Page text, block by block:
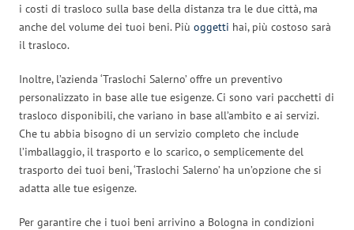
i costi di trasloco sulla base della distanza tra le due città, ma
anche del volume dei tuoi beni. Più oggetti hai, più costoso sarà
il trasloco.
Inoltre, l’azienda ‘Traslochi Salerno’ offre un preventivo
personalizzato in base alle tue esigenze. Ci sono vari pacchetti di
trasloco disponibili, che variano in base all’ambito e ai servizi.
Che tu abbia bisogno di un servizio completo che include
l’imballaggio, il trasporto e lo scarico, o semplicemente del
trasporto dei tuoi beni, ‘Traslochi Salerno’ ha un’opzione che si
adatta alle tue esigenze.
Per garantire che i tuoi beni arrivino a Bologna in condizioni